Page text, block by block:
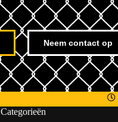
Neem contact op
Categorieën